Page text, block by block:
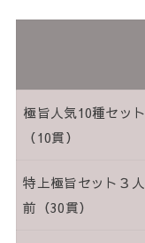
極旨人気10種セット
（10貫）
特上極旨セット３人
前（30貫）